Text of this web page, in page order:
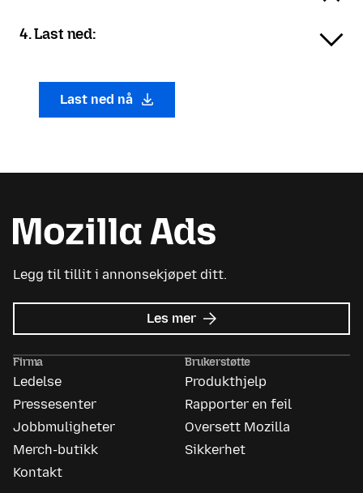
4. Last ned:
Last ned nå
Legg til tillit i annonsekjøpet ditt.
Les mer om
Mozilla
Firma
Ledelse
Pressesenter
Jobbmuligheter
Merch-butikk
Kontakt
Brukerstøtte
Produkthjelp
Rapporter en feil
Oversett Mozilla
Sikkerhet